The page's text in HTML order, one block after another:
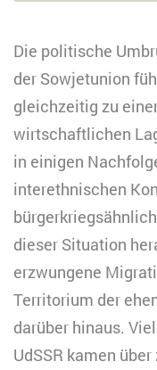
Die politische
der Sowjetunion
gleichzeitig zu
wirtschaftlichen
in einigen
interethnischen
dieser Situation
erzwungene
Territorium der
darüber hinaus.
UdSSR kamen